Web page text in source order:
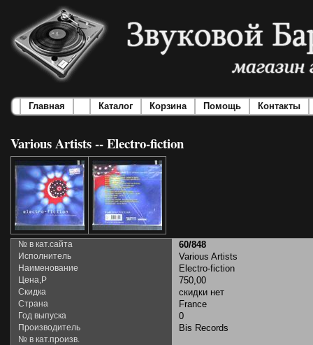
Главная Каталог Корзина Помощь Контакты
Various Artists -- Electro-fiction
№ в кат.сайта 60/848
Исполнитель Various Artists
Наименование Electro-fiction
Цена,Р 750,00
Скидка скидки нет
Страна France
Год выпуска 0
Производитель Bis Records
№ в кат.произв.